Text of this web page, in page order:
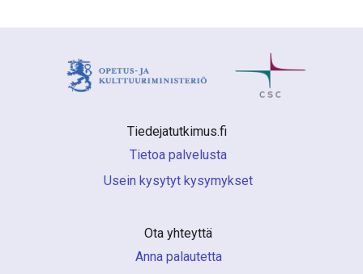
Tiedejatutkimus.fi
Tietoa palvelusta
Usein kysytyt kysymykset
Ota yhteyttä
Anna palautetta